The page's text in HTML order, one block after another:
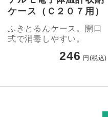
ケース（Ｃ２０７用）
ふきとるんケース。開口
式で消毒しやすい。
246 円(税込)